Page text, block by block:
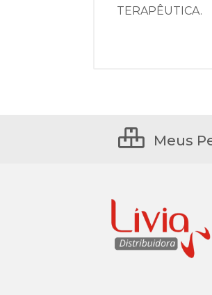
TERAPÊUTICA.
Meus